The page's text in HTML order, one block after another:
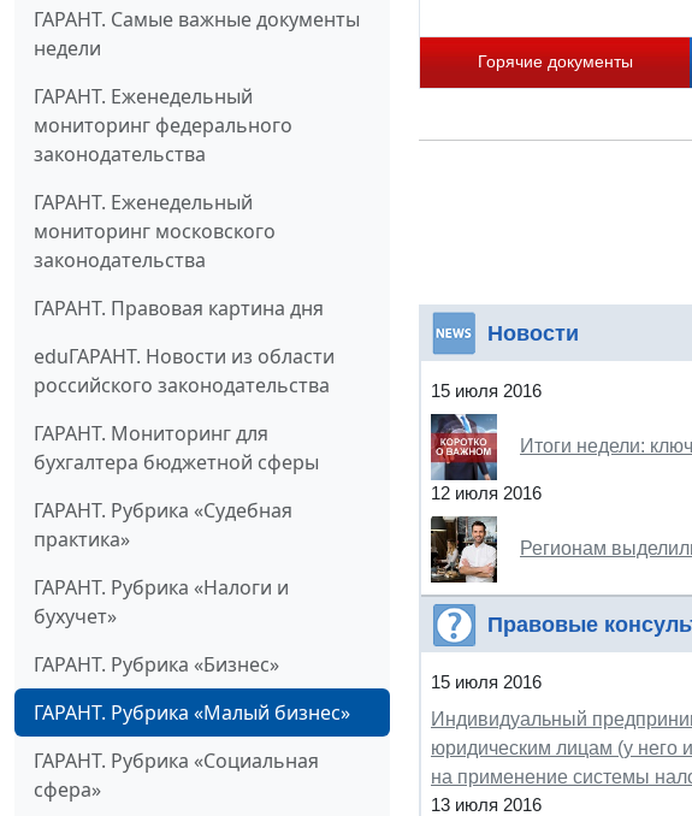
ГАРАНТ. Самые важные документы
недели
ГАРАНТ. Еженедельный
мониторинг федерального
законодательства
ГАРАНТ. Еженедельный
мониторинг московского
законодательства
ГАРАНТ. Правовая картина дня
eduГАРАНТ. Новости из области
российского законодательства
ГАРАНТ. Мониторинг для
бухгалтера бюджетной сферы
ГАРАНТ. Рубрика «Судебная
практика»
ГАРАНТ. Рубрика «Налоги и
бухучет»
ГАРАНТ. Рубрика «Бизнес»
ГАРАНТ. Рубрика «Малый бизнес»
ГАРАНТ. Рубрика «Социальная
сфера»
Горячие документы
Новости
15 июля 2016
Итоги недели:
12 июля 2016
Регионам
Правовые
15 июля 2016
Индивидуальный
юридическим лицам (у него
на применение системы
13 июля 2016